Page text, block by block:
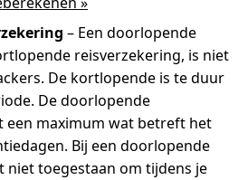
– Een doorlopende
reisverzekering, is niet
De kortlopende is te duur
De doorlopende
een maximum wat betreft het
Bij een doorlopende
niet toegestaan om tijdens je